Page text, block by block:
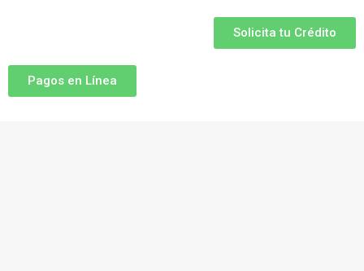
Solicita tu Crédito
Pagos en Línea